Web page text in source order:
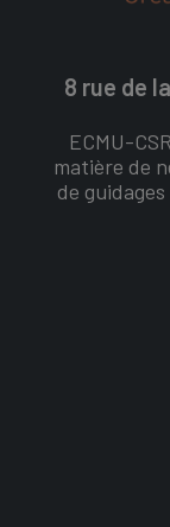
8 rue de
ECMU-
matière de
de